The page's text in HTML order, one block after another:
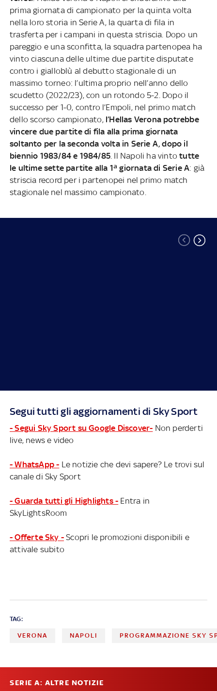
prima giornata di campionato per la quinta volta
nella loro storia in Serie A, la quarta di fila in
trasferta per i campani in questa striscia. Dopo un
pareggio e una sconfitta, la squadra partenopea ha
vinto ciascuna delle ultime due partite disputate
contro i gialloblù al debutto stagionale di un
massimo torneo: l’ultima proprio nell’anno dello
scudetto (2022/23), con un rotondo 5-2. Dopo il
successo per 1-0, contro l’Empoli, nel primo match
dello scorso campionato, l’Hellas Verona potrebbe
vincere due partite di fila alla prima giornata
soltanto per la seconda volta in Serie A, dopo il
biennio 1983/84 e 1984/85. Il Napoli ha vintotutte
le ultime sette partite alla 1ª giornata di Serie A: già
striscia record per i partenopei nel primo match
stagionale nel massimo campionato.
Segui tutti gli aggiornamenti di Sky Sport
- Segui Sky Sport su Google Discover- Non perderti
live, news e video
- WhatsApp - Le notizie che devi sapere? Le trovi sul
canale di Sky Sport
- Guarda tutti gli Highlights - Entra in
SkyLightsRoom
- Offerte Sky - Scopri le promozioni disponibili e
attivale subito
TAG:
VERONA NAPOLI PROGRAMMAZIONE SKY
SERIE A: ALTRE NOTIZIE